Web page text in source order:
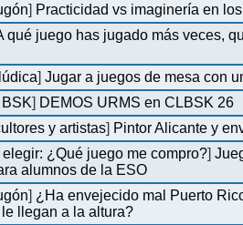
] Practicidad vs imaginería en
qué juego has jugado más veces,
]Jugar a juegos de mesa con
] DEMOS URMS en CLBSK 26
y artistas] Pintor Alicante y
¿Qué juego me compro?]
alumnos de la ESO
] ¿Ha envejecido mal Puerto
llegan a la altura?